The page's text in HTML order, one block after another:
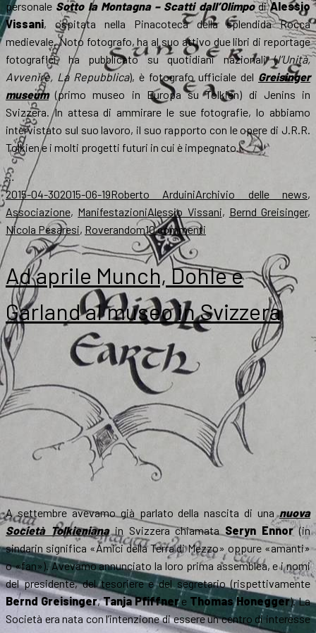
personale Sotto la Montagna – Scatti dall’OlimpodiAlessio
Vissani, ospitata nella Pinacoteca della splendida Rocca
medievale. Noto fotografo, ha al suo attivo due libri di reportage
fotografici, ha pubblicato su quotidiani nazionali (l’Unità,
Avvenire, La Repubblica), è fotografo ufficiale del Greisinger
museum(primo museo in Europa su Tolkien) di Jenins in
Svizzera. In attesa di ammirare le sue fotografie, lo abbiamo
intervistato sul suo lavoro, il suo rapporto con le opere di J.R.R.
Tolkien e i molti progetti futuri in cui è impegnato.
…
Scritto
il
2015-04-302015-06-19Autore
Roberto ArduiniCategorie
Archivio delle news,
Associazione, ManifestazioniTag
Alessio Vissani, Bernd Greisinger,
Nicola Pesaresi, Roverandom10 commenti
Vissani:
«Coraggiosi
hobbit!»
Ad aprile Munch, Dohle e
Garland al museo in Svizzera
A settembre avevamo già parlato della nascita di unanuova
Società Tolkienianain Svizzera chiamata Seryn Ennor(in
sindarin significa «Amici della Terra di Mezzo» oppure «amanti»
o «fan»). Avevamo annunciato la loro prima assemblea, e i nomi
del presidente, del tesoriere e del segretario (rispettivamente
Bernd Greisinger,Tanja Pfiffnere Thomas Honegger). La
Società era nata con l’intenzione di essere un centro di interesse